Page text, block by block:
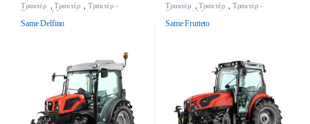
Τρακτέρ ,Τρακτέρ , Τρακτέρ -
Γεωργικά Μηχανήματα
Same Delfino
Τρακτέρ ,Τρακτέρ , Τρακτέρ -
Γεωργικά Μηχανήματα
Same Frutteto